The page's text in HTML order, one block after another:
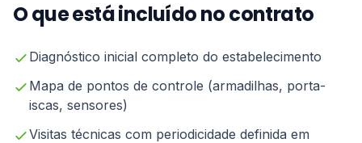
O que está incluído no contrato
Diagnóstico inicial completo do estabelecimento
Mapa de pontos de controle (armadilhas, porta-
iscas, sensores)
Visitas técnicas com periodicidade definida em